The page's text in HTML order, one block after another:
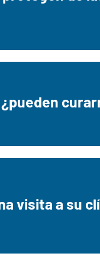
que
y la
visita a su
son